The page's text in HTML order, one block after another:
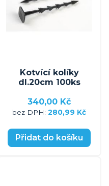
Kotvící kolíky
dl.20cm 100ks
340,00 Kč
280,99 Kč
Přidat do košíku